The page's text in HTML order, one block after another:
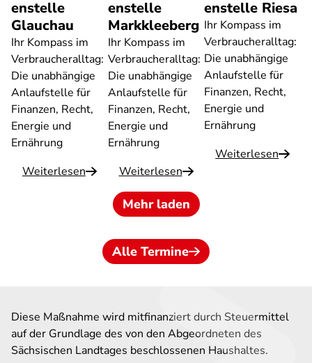
enstelle
Glauchau
Ihr Kompass im
Verbraucheralltag:
Die unabhängige
Anlaufstelle für
Finanzen, Recht,
Energie und
Ernährung
Weiterlesen
enstelle
Markkleeberg
Ihr Kompass im
Verbraucheralltag:
Die unabhängige
Anlaufstelle für
Finanzen, Recht,
Energie und
Ernährung
Weiterlesen
enstelle Riesa
Ihr Kompass im
Verbraucheralltag:
Die unabhängige
Anlaufstelle für
Finanzen, Recht,
Energie und
Ernährung
Weiterlesen
Mehr laden
Alle Termine
Diese Maßnahme wird mitfinanziert durch Steuermittel
auf der Grundlage des von den Abgeordneten des
Sächsischen Landtages beschlossenen Haushaltes.